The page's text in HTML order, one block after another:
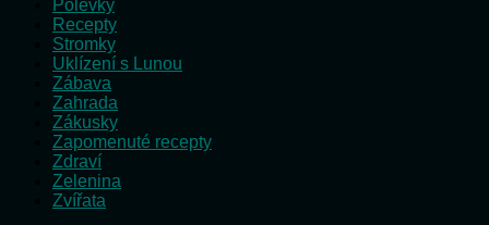
Polévky
Recepty
Stromky
Uklízení s Lunou
Zábava
Zahrada
Zákusky
Zapomenuté recepty
Zdraví
Zelenina
Zvířata